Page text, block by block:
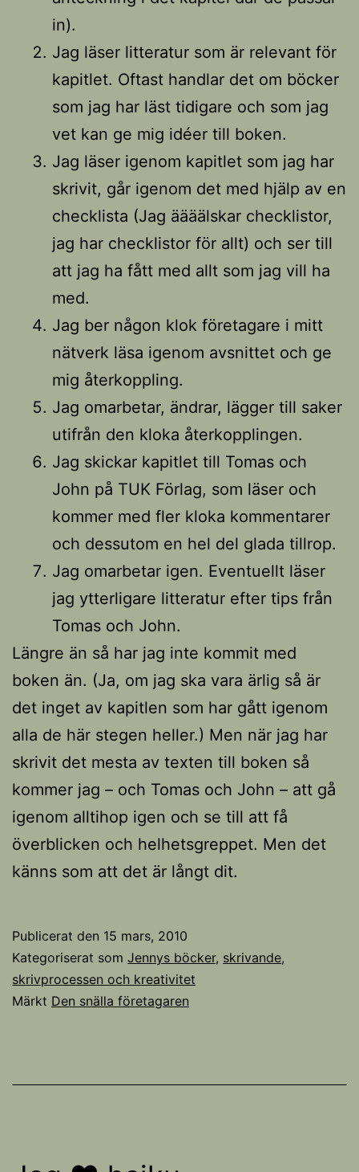
in).
Jag läser litteratur som är relevant för
kapitlet. Oftast handlar det om böcker
som jag har läst tidigare och som jag
vet kan ge mig idéer till boken.
Jag läser igenom kapitlet som jag har
skrivit, går igenom det med hjälp av en
checklista (Jag äääälskar checklistor,
jag har checklistor för allt) och ser till
att jag ha fått med allt som jag vill ha
med.
Jag ber någon klok företagare i mitt
nätverk läsa igenom avsnittet och ge
mig återkoppling.
Jag omarbetar, ändrar, lägger till saker
utifrån den kloka återkopplingen.
Jag skickar kapitlet till Tomas och
John på TUK Förlag, som läser och
kommer med fler kloka kommentarer
och dessutom en hel del glada tillrop.
Jag omarbetar igen. Eventuellt läser
jag ytterligare litteratur efter tips från
Tomas och John.
Längre än så har jag inte kommit med
boken än. (Ja, om jag ska vara ärlig så är
det inget av kapitlen som har gått igenom
alla de här stegen heller.) Men när jag har
skrivit det mesta av texten till boken så
kommer jag – och Tomas och John – att gå
igenom alltihop igen och se till att få
överblicken och helhetsgreppet. Men det
känns som att det är långt dit.
Publicerat den 15 mars, 2010
Kategoriserat som Jennys böcker, skrivande,
skrivprocessen och kreativitet
Märkt Den snälla företagaren